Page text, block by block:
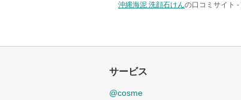
沖縄海泥 洗顔石けんの口コミサイト -
サービス
@cosme